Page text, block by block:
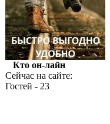
Кто он-лайн
Сейчас на сайте:
Гостей - 23